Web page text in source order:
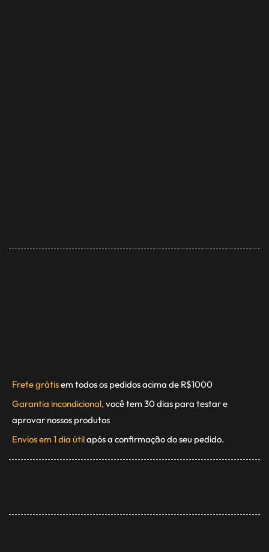
Frete grátisem todos os pedidos acima de R$1000
Garantia incondicional, você tem 30 dias para testar e
aprovar nossos produtos
Envios em 1 dia útilapós a confirmação do seu pedido.